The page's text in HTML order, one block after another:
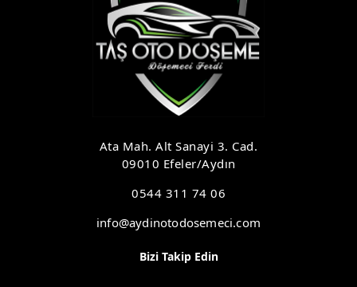
Ata Mah. Alt Sanayi 3. Cad.
09010 Efeler/Aydın
0544 311 74 06
info@aydinotodosemeci.com
Bizi Takip Edin